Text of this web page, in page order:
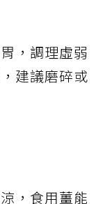
，調理虛弱
建議磨碎或
，食用薑能